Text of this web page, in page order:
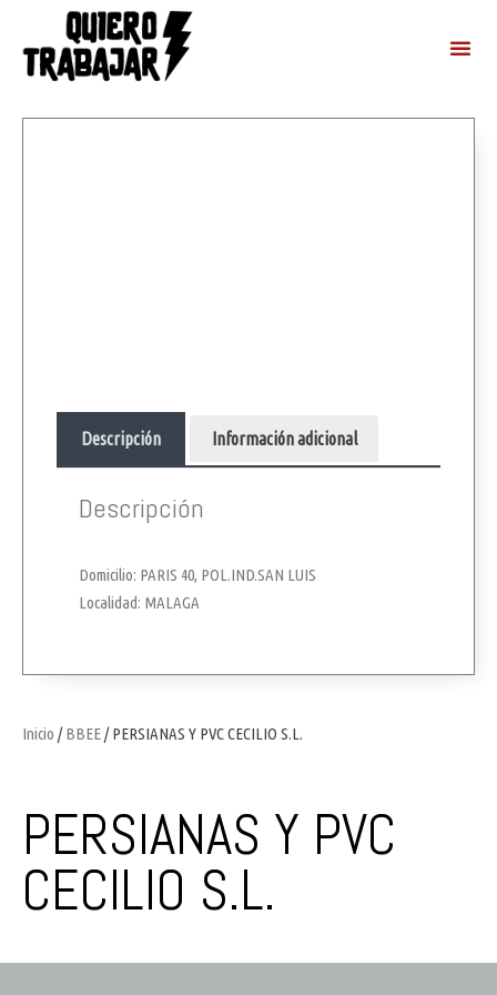
Inicio /BBEE/ PERSIANAS Y PVC CECILIO S.L.
PERSIANAS Y PVC
CECILIO S.L.
Descripción Información adicional
Descripción
Domicilio: PARIS 40, POL.IND.SAN LUIS
Localidad: MALAGA